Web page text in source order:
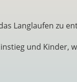
Langlaufen zu
und Kinder,